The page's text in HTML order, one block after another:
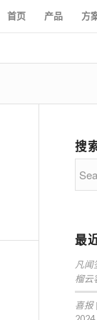
首页 产品 方
搜
最
凡闻
榴云
喜报